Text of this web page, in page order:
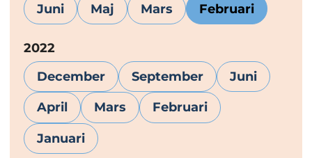
Juni Maj Mars Februari
År:
2022
December
September Juni
April Mars Februari
Januari